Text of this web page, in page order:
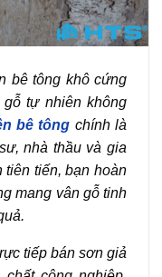
bê tông khô cứng
tự nhiên không
bê tông chính là
nhà thầu và gia
tiên tiến, bạn hoàn
mang vân gỗ tinh
tiếp bán sơn giả